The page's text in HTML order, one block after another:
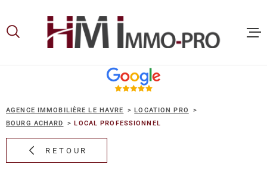
lamenu
contenu
AGENCE IMMOBILIÈRE LE HAVRE
LOCATION PRO
BOURG ACHARD
LOCAL PROFESSIONNEL
RETOUR